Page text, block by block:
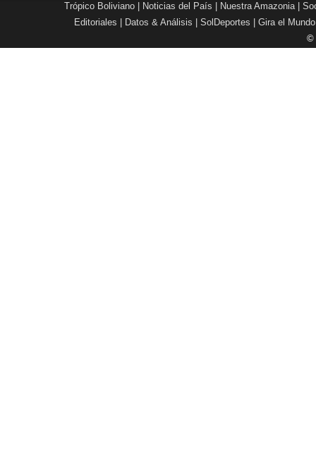
Trópico Boliviano Noticias del País Nuestra Amazonia|
Editoriales
Datos & Análisis SolDeportes Gira el Mundo
©